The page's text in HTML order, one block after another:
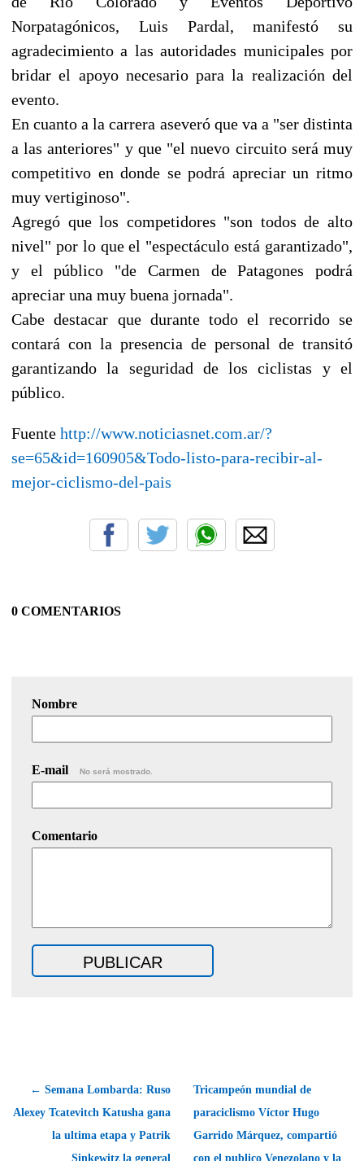
Norpatagónicos, Luis Pardal, manifestó su
agradecimiento a las autoridades municipales por
bridar el apoyo necesario para la realización del
evento.
En cuanto a la carrera aseveró que va a "ser distinta
a las anteriores" y que "el nuevo circuito será muy
competitivo en donde se podrá apreciar un ritmo
muy vertiginoso".
Agregó que los competidores "son todos de alto
nivel" por lo que el "espectáculo está garantizado",
y el público "de Carmen de Patagones podrá
apreciar una muy buena jornada".
Cabe destacar que durante todo el recorrido se
contará con la presencia de personal de transitó
garantizando la seguridad de los ciclistas y el
público.
Fuente http://www.noticiasnet.com.ar/?
se=65&id=160905&Todo-listo-para-recibir-al-
mejor-ciclismo-del-pais
0 COMENTARIOS
Nombre
E-mail No será mostrado.
Comentario
← Semana Lombarda: Ruso
Alexey Tcatevitch Katusha gana
la ultima etapa y Patrik
Sinkewitz la general
Tricampeón mundial de
paraciclismo Víctor Hugo
Garrido Márquez, compartió
con el publico Venezolano y la